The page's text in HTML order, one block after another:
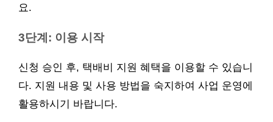
요.
3단계: 이용 시작
신청 승인 후, 택배비 지원 혜택을 이용할 수 있습니
다. 지원 내용 및 사용 방법을 숙지하여 사업 운영에
활용하시기 바랍니다.